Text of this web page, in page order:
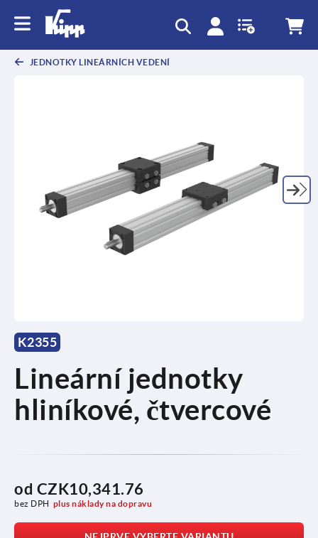
JEDNOTKY LINEÁRNÍCH VEDENÍ
K2355
Lineární jednotky
hliníkové, čtvercové
od CZK10,341.76
bez DPH plus náklady na dopravu